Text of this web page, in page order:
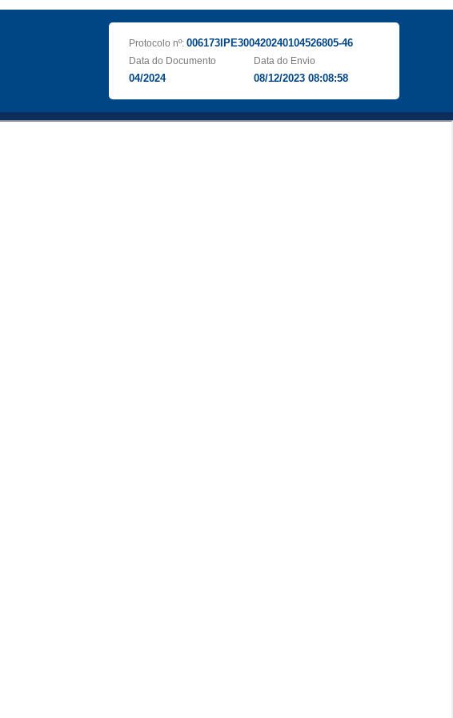
Protocolo nº: 006173IPE300420240104526805-46
Data do Documento
04/2024
Data do Envio
08/12/2023 08:08:58